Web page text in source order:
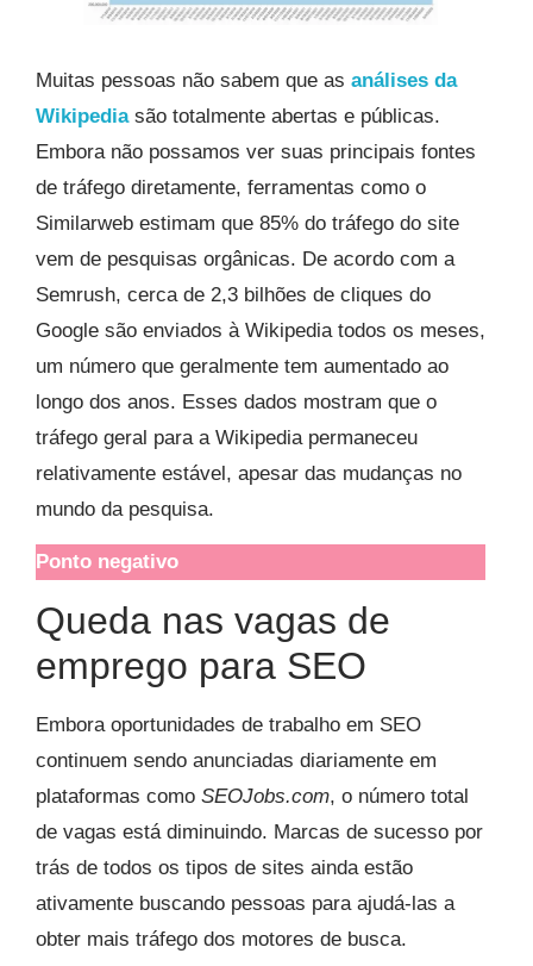
Muitas pessoas não sabem que as análises da
Wikipediasão totalmente abertas e públicas.
Embora não possamos ver suas principais fontes
de tráfego diretamente, ferramentas como o
Similarweb estimam que 85% do tráfego do site
vem de pesquisas orgânicas. De acordo com a
Semrush, cerca de 2,3 bilhões de cliques do
Google são enviados à Wikipedia todos os meses,
um número que geralmente tem aumentado ao
longo dos anos. Esses dados mostram que o
tráfego geral para a Wikipedia permaneceu
relativamente estável, apesar das mudanças no
mundo da pesquisa.
Ponto negativo
Queda nas vagas de
emprego para SEO
Embora oportunidades de trabalho em SEO
continuem sendo anunciadas diariamente em
plataformas como SEOJobs.com, o número total
de vagas está diminuindo. Marcas de sucesso por
trás de todos os tipos de sites ainda estão
ativamente buscando pessoas para ajudá-las a
obter mais tráfego dos motores de busca.